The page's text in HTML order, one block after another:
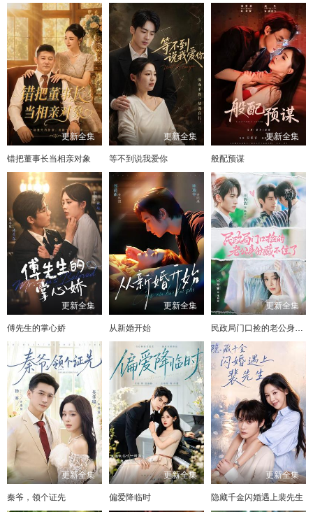
更新全集
错把董事长当相亲对象
更新全集
等不到说我爱你
更新全集
般配预谋
更新全集
傅先生的掌心娇
更新全集
从新婚开始
更新全集
民政局门口捡的老公身份藏不住了
更新全集
秦爷，领个证先
更新全集
偏爱降临时
更新全集
隐藏千金闪婚遇上裴先生